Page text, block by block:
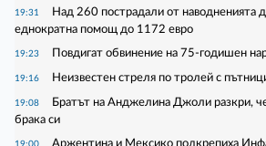
19:31
Над 260 пострадали от наводненията
еднократна помощ до 1172 евро
19:23 Повдигат обвинение на 75-годишен
19:16 Неизвестен стреля по тролей с
19:08
Братът на Анджелина Джоли разкри,
брака си
19:00
Аржентина и Мексико подкрепиха